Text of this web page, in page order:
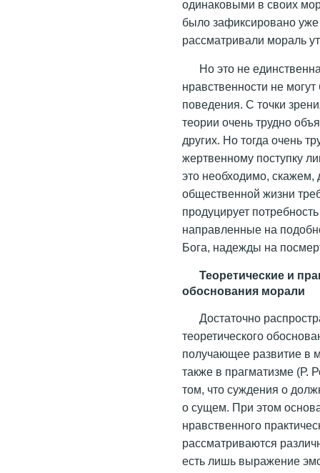
одинаковыми в своих
было зафиксировано
рассматривали мораль
Но это не
нравственности не
поведения. С точки
теории очень трудно
других. Но тогда очень
жертвенному поступку
это необходимо,
общественной жизни
продуцирует
направленные на
Бога, надежды на
Теоретические и
обоснования морали
Достаточно
теоретического
получающее развитие в
также в прагматизме (Р.
том, что суждения о
о сущем. При этом
нравственного
рассматриваются
есть лишь выражение